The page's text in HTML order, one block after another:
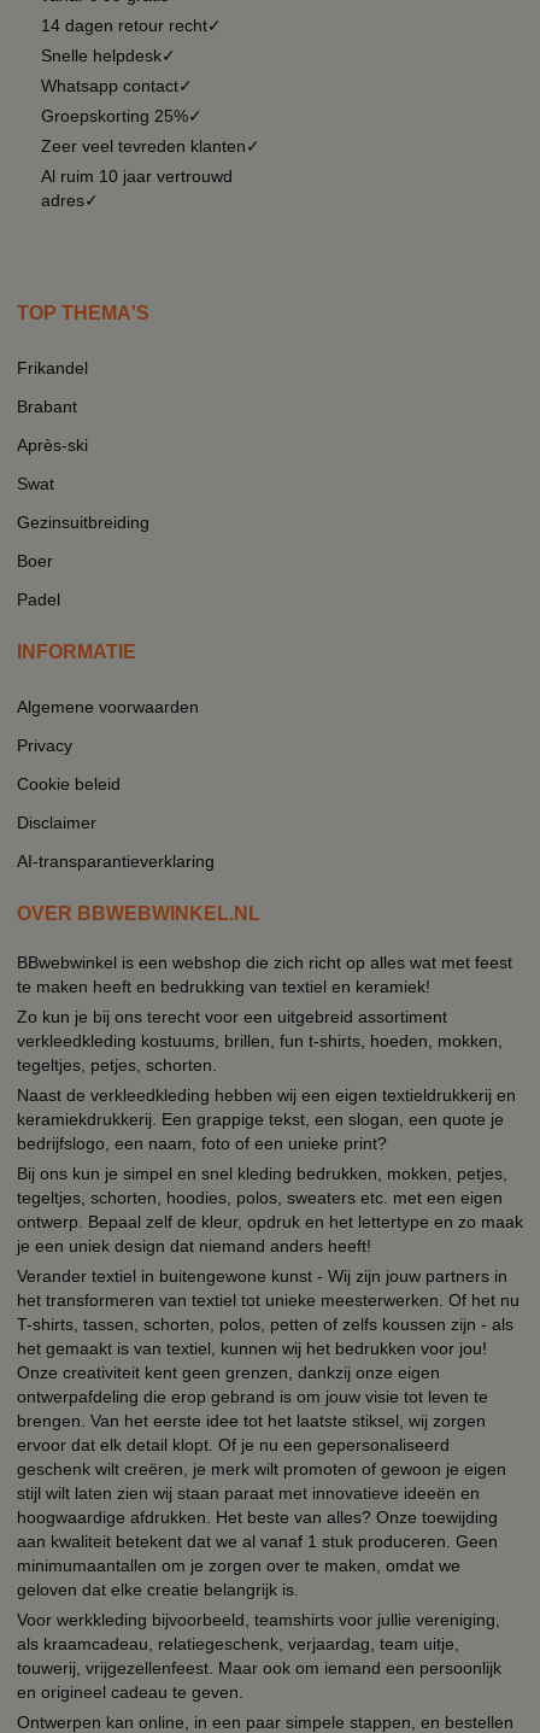
14 dagen retour recht✓
Snelle helpdesk✓
Whatsapp contact✓
Groepskorting 25%✓
Zeer veel tevreden klanten✓
Al ruim 10 jaar vertrouwd
adres✓
TOP THEMA'S
Frikandel
Brabant
Après-ski
Swat
Gezinsuitbreiding
Boer
Padel
INFORMATIE
Algemene voorwaarden
Privacy
Cookie beleid
Disclaimer
AI-transparantieverklaring
OVER BBWEBWINKEL.NL
BBwebwinkel is een webshop die zich richt op alles wat met feest
te maken heeft en bedrukking van textiel en keramiek!
Zo kun je bij ons terecht voor een uitgebreid assortiment
verkleedkleding kostuums, brillen, fun t-shirts, hoeden, mokken,
tegeltjes, petjes, schorten.
Naast de verkleedkleding hebben wij een eigen textieldrukkerij en
keramiekdrukkerij. Een grappige tekst, een slogan, een quote je
bedrijfslogo, een naam, foto of een unieke print?
Bij ons kun je simpel en snel kleding bedrukken, mokken, petjes,
tegeltjes, schorten, hoodies, polos, sweaters etc. met een eigen
ontwerp. Bepaal zelf de kleur, opdruk en het lettertype en zo maak
je een uniek design dat niemand anders heeft!
Verander textiel in buitengewone kunst - Wij zijn jouw partners in
het transformeren van textiel tot unieke meesterwerken. Of het nu
T-shirts, tassen, schorten, polos, petten of zelfs koussen zijn - als
het gemaakt is van textiel, kunnen wij het bedrukken voor jou!
Onze creativiteit kent geen grenzen, dankzij onze eigen
ontwerpafdeling die erop gebrand is om jouw visie tot leven te
brengen. Van het eerste idee tot het laatste stiksel, wij zorgen
ervoor dat elk detail klopt. Of je nu een gepersonaliseerd
geschenk wilt creëren, je merk wilt promoten of gewoon je eigen
stijl wilt laten zien wij staan paraat met innovatieve ideeën en
hoogwaardige afdrukken. Het beste van alles? Onze toewijding
aan kwaliteit betekent dat we al vanaf 1 stuk produceren. Geen
minimumaantallen om je zorgen over te maken, omdat we
geloven dat elke creatie belangrijk is.
Voor werkkleding bijvoorbeeld, teamshirts voor jullie vereniging,
als kraamcadeau, relatiegeschenk, verjaardag, team uitje,
touwerij, vrijgezellenfeest. Maar ook om iemand een persoonlijk
en origineel cadeau te geven.
Ontwerpen kan online, in een paar simpele stappen, en bestellen